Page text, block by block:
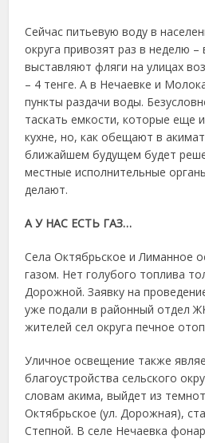
Сейчас питьевую воду в
округа привозят раз в неделю
выставляют фляги на улицах
– 4 тенге. А в Нечаевке и
пункты раздачи воды.
таскать емкости, которые еще
кухне, но, как обещают в
ближайшем будущем будет
местные исполнительные
делают.
А У НАС ЕСТЬ ГАЗ…
Села Октябрьское и Лиманное
газом. Нет голубого топлива
Дорожной. Заявку на
уже подали в районный отдел
жителей сел округа печное
Уличное освещение также
благоустройства сельского
словам акима, выйдет из
Октябрьское (ул. Дорожная),
Степной. В селе Нечаевка